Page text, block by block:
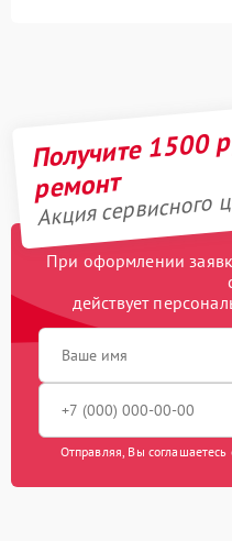
Получите 1500
ремонт
Акция сервисного
При оформлении
действует
Отправляя, Вы соглашаетесь